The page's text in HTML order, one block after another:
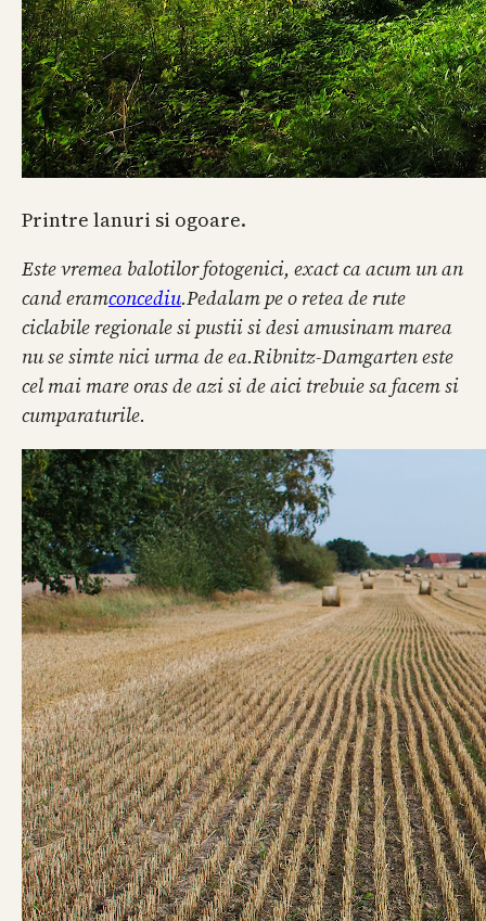
Printre lanuri si ogoare.
Este vremea balotilor fotogenici, exact ca acum un an
cand eramconcediu.Pedalam pe o retea de rute
ciclabile regionale si pustii si desi amusinam marea
nu se simte nici urma de ea.Ribnitz-Damgarten este
cel mai mare oras de azi si de aici trebuie sa facem si
cumparaturile.